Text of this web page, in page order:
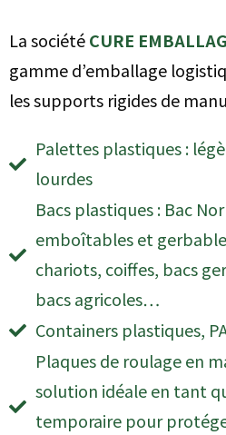
La sociétéCURE
gamme d’emballage
les supports rigides de
Palettes plastiques :
lourdes
Bacs plastiques : Bac
emboîtables et
chariots, coiffes, bacs
bacs agricoles…
Containers plastiques,
Plaques de roulage en
solution idéale en tant
temporaire pour